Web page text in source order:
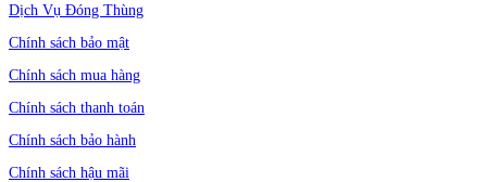
Dịch Vụ Đóng Thùng
Chính sách bảo mật
Chính sách mua hàng
Chính sách thanh toán
Chính sách bảo hành
Chính sách hậu mãi